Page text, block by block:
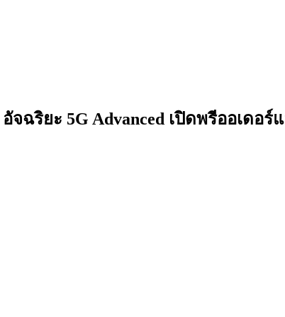
จฉริยะ 5G Advanced เปิดพรีออเดอร์